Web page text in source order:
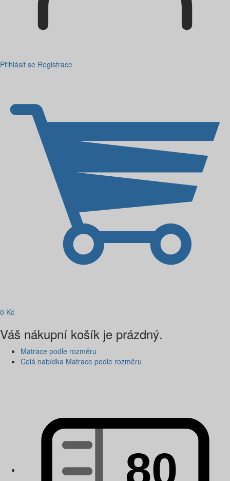
Přihlásit se Registrace
0 Kč
Váš nákupní košík je prázdný.
Matrace podle rozměru
Celá nabídka Matrace podle rozměru